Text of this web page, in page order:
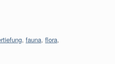
, fauna, flora,